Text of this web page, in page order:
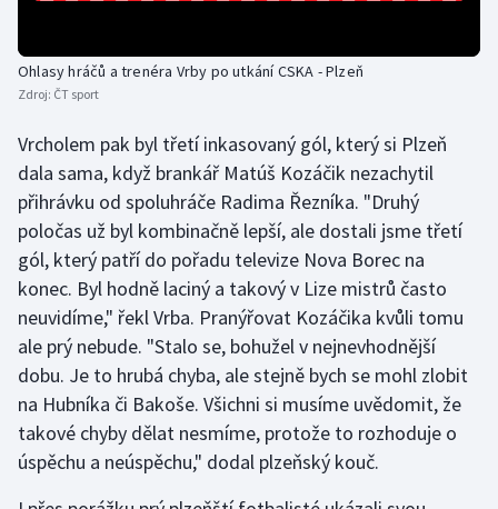
Plážový volejbal
Rychlobruslení
Rychlostní kanoistika
Short track
Sportovní střelba
Stolní tenis
Triatlon
Veslování
Ohlasy hráčů a trenéra Vrby po utkání CSKA - Plzeň
Zdroj: ČT sport
Vrcholem pak byl třetí inkasovaný gól, který si Plzeň
dala sama, když brankář Matúš Kozáčik nezachytil
přihrávku od spoluhráče Radima Řezníka. "Druhý
poločas už byl kombinačně lepší, ale dostali jsme třetí
gól, který patří do pořadu televize Nova Borec na
konec. Byl hodně laciný a takový v Lize mistrů často
neuvidíme," řekl Vrba. Pranýřovat Kozáčika kvůli tomu
ale prý nebude. "Stalo se, bohužel v nejnevhodnější
dobu. Je to hrubá chyba, ale stejně bych se mohl zlobit
na Hubníka či Bakoše. Všichni si musíme uvědomit, že
takové chyby dělat nesmíme, protože to rozhoduje o
úspěchu a neúspěchu," dodal plzeňský kouč.